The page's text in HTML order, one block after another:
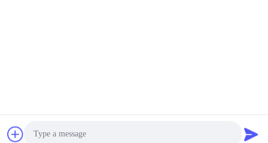
Fornitore. 2019-2026 Chengdu Chelation Biology Technology
Co., Ltd. Tutti. Tutti i diritti riservati.